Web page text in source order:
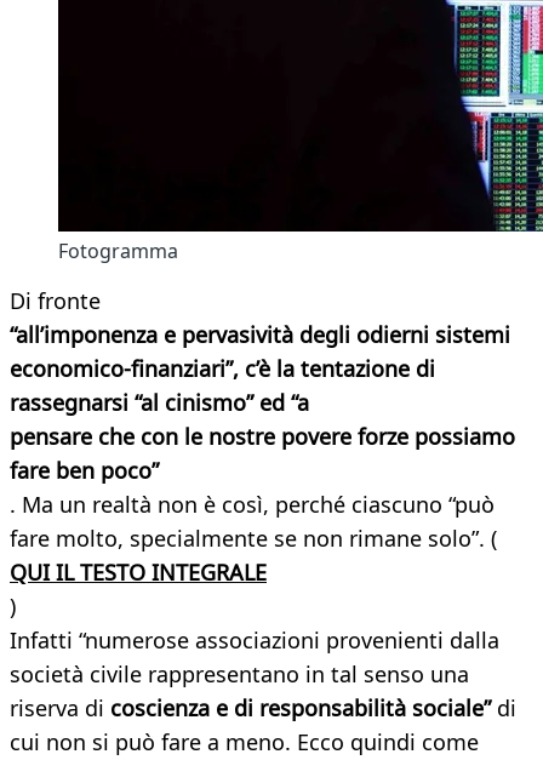
Fotogramma
Di fronte
“all’imponenza e pervasività degli odierni sistemi
economico-finanziari”, c’è la tentazione di
rassegnarsi “al cinismo” ed “a
pensare che con le nostre povere forze possiamo
fare ben poco”
. Ma un realtà non è così, perché ciascuno “può
fare molto, specialmente se non rimane solo”. (
QUI IL TESTO INTEGRALE
)
Infatti “numerose associazioni provenienti dalla
società civile rappresentano in tal senso una
riserva di coscienza e di responsabilità sociale”di
cui non si può fare a meno. Ecco quindi come